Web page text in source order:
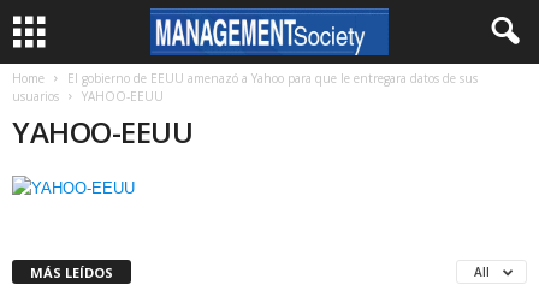
Home
El gobierno de EEUU amenazó a Yahoo para que le entregara datos de sus
usuarios
YAHOO-EEUU
YAHOO-EEUU
MÁS LEÍDOS All